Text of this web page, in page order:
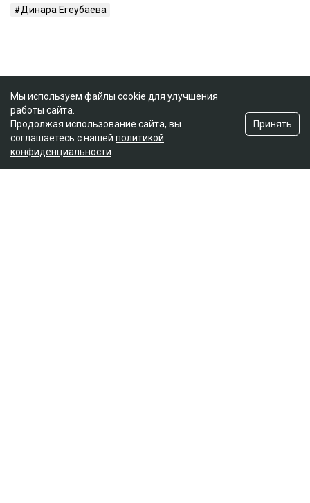
Динара Егеубаева
Мы используем файлы cookie для улучшения
работы сайта.
Продолжая использование сайта, вы
соглашаетесь с нашей политикой
конфиденциальности
Принять